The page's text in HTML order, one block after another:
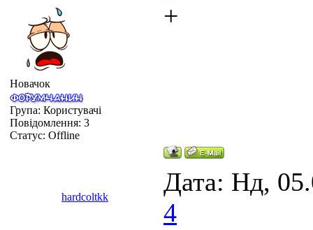
Новачок
Група: Користувачі
Повідомлення: 3
Статус: Offline
+
hardcoltkk
Дата: Нд,
4